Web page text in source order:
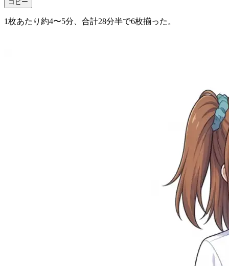
コピー
1枚あたり約4〜5分、合計28分半で6枚揃った。